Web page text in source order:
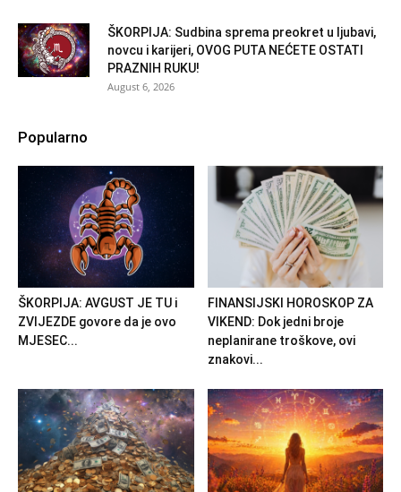
ŠKORPIJA: Sudbina sprema preokret u ljubavi,
novcu i karijeri, OVOG PUTA NEĆETE OSTATI
PRAZNIH RUKU!
August 6, 2026
Popularno
ŠKORPIJA: AVGUST JE TU i
ZVIJEZDE govore da je ovo
MJESEC...
FINANSIJSKI HOROSKOP ZA
VIKEND: Dok jedni broje
neplanirane troškove, ovi
znakovi...